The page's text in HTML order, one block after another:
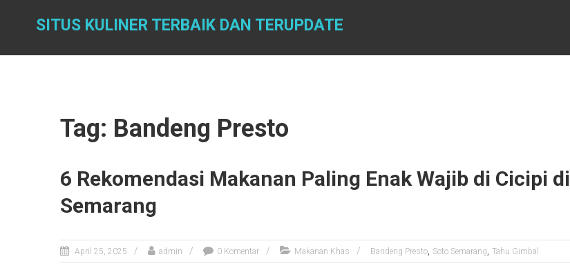
SITUS KULINER TERBAIK DAN TERUPDATE
Tag: Bandeng Presto
6 Rekomendasi Makanan Paling Enak Wajib di Cicipi di
Semarang
April 25, 2025 admin 0 Komentar Makanan Khas Bandeng Presto, Soto Semarang, Tahu Gimbal